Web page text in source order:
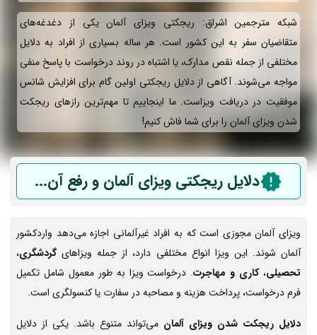
شبکه مترجمین اشراق: ریجکتی ویزای آلمان یکی از دغدغه‌های
متقاضیان سفر به این کشور است. هر ساله بسیاری از افراد به دلایل
مختلفی از جمله نقص مدارک، یا اشتباه در روند درخواست با پاسخ منفی
مواجه می‌شوند. آگاهی از دلایل ریجکتی اولین گام برای افزایش شانس
موفقیت در دریافت ویزاست. ما اینجاییم تا مهم‌ترین رازهای ریجکت
شدن ویزای آلمان را برای شما فاش کنیم!
دلایل ریجکتی ویزای آلمان و رفع آن...
ویزای آلمان مجوزی است که به افراد غیرآلمانی اجازه می‌دهد واردکشور
آلمان شوند. این ویزا انواع مختلفی دارد، از جمله ویزاهایگردشگری،
تحصیلی،کاری و مهاجرت. درخواست ویزا به طور معمول شامل تکمیل
فرم درخواست، پرداخت هزینه و مصاحبه در سفارت یا کنسولگری است.
دلایل ریجکت شدن ویزای آلمان می‌تواند متنوع باشد. یکی از دلایل